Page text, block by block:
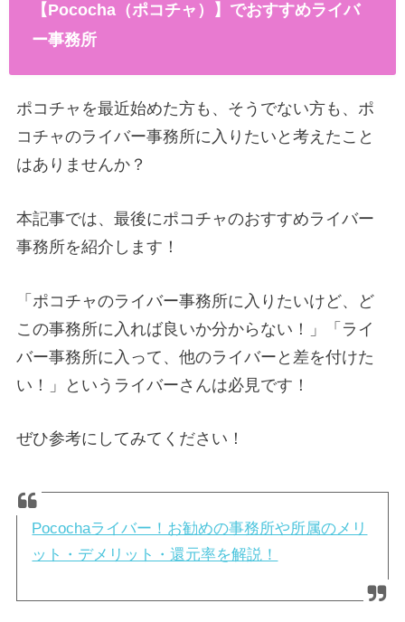
【Pococha（ポコチャ）】でおすすめライバ
ー事務所
ポコチャを最近始めた方も、そうでない方も、ポ
コチャのライバー事務所に入りたいと考えたこと
はありませんか？
本記事では、最後にポコチャのおすすめライバー
事務所を紹介します！
「ポコチャのライバー事務所に入りたいけど、ど
この事務所に入れば良いか分からない！」「ライ
バー事務所に入って、他のライバーと差を付けた
い！」というライバーさんは必見です！
ぜひ参考にしてみてください！
Pocochaライバー！お勧めの事務所や所属のメリ
ット・デメリット・還元率を解説！